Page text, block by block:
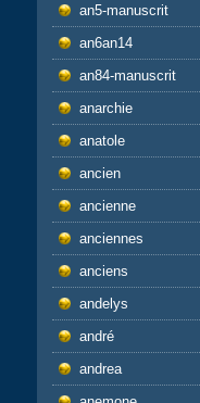
an5-manuscrit
an6an14
an84-manuscrit
anarchie
anatole
ancien
ancienne
anciennes
anciens
andelys
andré
andrea